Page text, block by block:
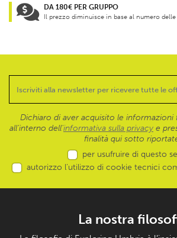
DA 180€ PER GRUPPO
Il prezzo diminuisce in base al numero delle
Dichiaro di aver acquisito le informazioni
all’interno dell'informativa sulla privacy e
finalità qui sotto
per usufruire di questo
autorizzo l’utilizzo di cookie tecnici
La nostra